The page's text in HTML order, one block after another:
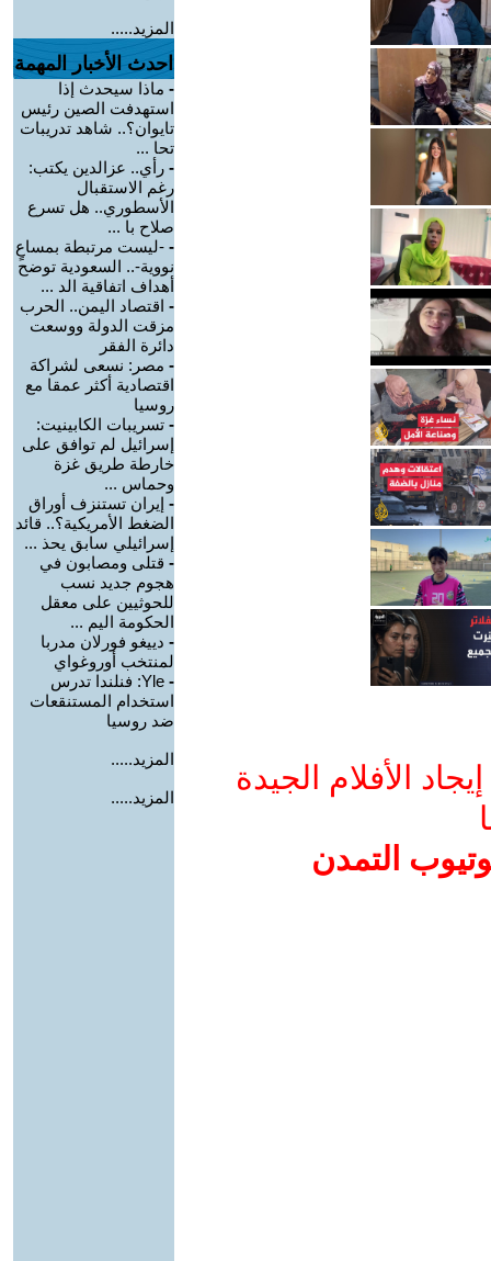
الأفلام الجيدة
التمدن
المزيد.....
احدث الأخبار المهمة
- ماذا سيحدث إذا
استهدفت الصين رئيس
تايوان؟.. شاهد تدريبات
تحا ...
- رأي.. عزالدين يكتب:
رغم الاستقبال
الأسطوري.. هل تسرع
صلاح با ...
- -ليست مرتبطة بمساعٍ
نووية-.. السعودية توضح
أهداف اتفاقية الد ...
- اقتصاد اليمن.. الحرب
مزقت الدولة ووسعت
دائرة الفقر
- مصر: نسعى لشراكة
اقتصادية أكثر عمقا مع
روسيا
- تسريبات الكابينيت:
إسرائيل لم توافق على
خارطة طريق غزة
وحماس ...
- إيران تستنزف أوراق
الضغط الأمريكية؟.. قائد
إسرائيلي سابق يحذ ...
- قتلى ومصابون في
هجوم جديد نسب
للحوثيين على معقل
الحكومة اليم ...
- دييغو فورلان مدربا
لمنتخب أوروغواي
-
Yle: فنلندا تدرس
استخدام المستنقعات
ضد روسيا
المزيد.....
المزيد.....